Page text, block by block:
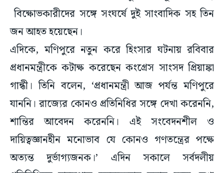
বিক্ষোভকারীদের সঙ্গে সংঘর্ষে দুই সাংবাদিক সহ তিন
জন আহত হয়েছেন।
এদিকে, মণিপুরে নতুন করে হিংসার ঘটনায় রবিবার
প্রধানমন্ত্রীকে কটাক্ষ করেছেন কংগ্রেস সাংসদ প্রিয়াঙ্কা
গান্ধী। তিনি বলেন, ‘প্রধানমন্ত্রী আজ পর্যন্ত মণিপুরে
যাননি। রাজ্যের কোনও প্রতিনিধির সঙ্গে দেখা করেননি,
শান্তির আবেদন করেননি। এই সংবেদনশীল ও
দায়িত্বজ্ঞানহীন মনোভাব যে কোনও গণতন্ত্রের পক্ষে
অত্যন্ত দুর্ভাগ্যজনক।’ এদিন সকালে সর্বদলীয়